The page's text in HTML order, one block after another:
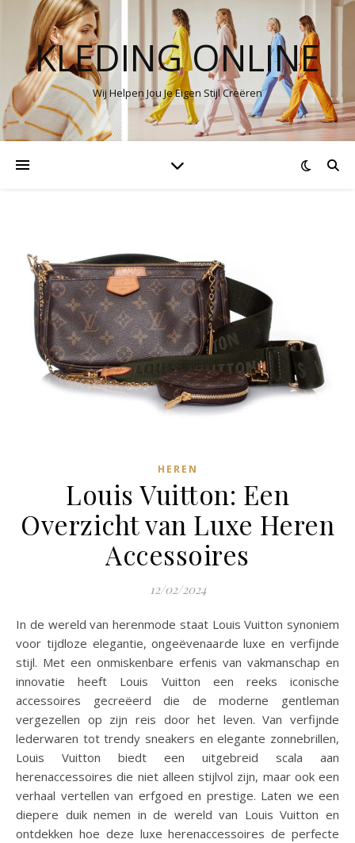
KLEDING ONLINE
Wij Helpen Jou Je Eigen Stijl Creëren
HEREN
Louis Vuitton: Een
Overzicht van Luxe Heren
Accessoires
12/02/2024
In de wereld van herenmode staat Louis Vuitton synoniem
voor tijdloze elegantie, ongeëvenaarde luxe en verfijnde
stijl. Met een onmiskenbare erfenis van vakmanschap en
innovatie heeft Louis Vuitton een reeks iconische
accessoires gecreëerd die de moderne gentleman
vergezellen op zijn reis door het leven. Van verfijnde
lederwaren tot trendy sneakers en elegante zonnebrillen,
Louis Vuitton biedt een uitgebreid scala aan
herenaccessoires die niet alleen stijlvol zijn, maar ook een
verhaal vertellen van erfgoed en prestige. Laten we een
diepere duik nemen in de wereld van Louis Vuitton en
ontdekken hoe deze luxe herenaccessoires de perfecte